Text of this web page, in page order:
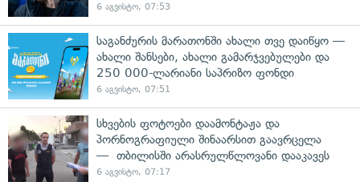
6 აგვისტო, 07:53
საგანძურის მარათონში ახალი თვე დაიწყო —
ახალი შანსები, ახალი გამარჯვებულები და
250 000-ლარიანი საპრიზო ფონდი
6 აგვისტო, 07:51
სხვების ფოტოები დაამონტაჟა და
პორნოგრაფიული შინაარსით გაავრცელა
— თბილისში არასრულწლოვანი დააკავეს
6 აგვისტო, 07:17